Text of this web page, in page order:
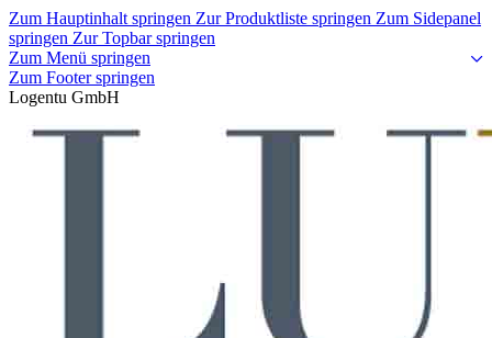
Zum Hauptinhalt springen Zur Produktliste springen Zum Sidepanel
springen Zur Topbar springen
Zum Menü springen
Zum Footer springen
Logentu GmbH